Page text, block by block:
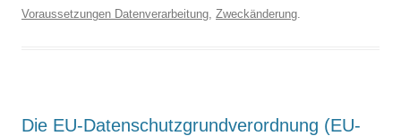
Voraussetzungen Datenverarbeitung, Zweckänderung.
Die EU-Datenschutzgrundverordnung (EU-